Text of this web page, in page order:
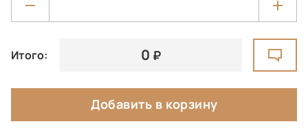
Итого: 0
Добавить в корзину